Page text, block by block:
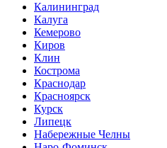
Калининград
Калуга
Кемерово
Киров
Клин
Кострома
Краснодар
Красноярск
Курск
Липецк
Набережные Челны